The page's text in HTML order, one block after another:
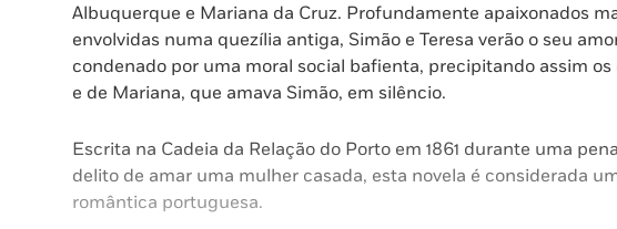
Albuquerque e Mariana da Cruz. Profundamente apaixonados
envolvidas numa quezília antiga, Simão e Teresa verão o seu
condenado por uma moral social bafienta, precipitando assim
e de Mariana, que amava Simão, em silêncio.
Escrita na Cadeia da Relação do Porto em 1861 durante uma
delito de amar uma mulher casada, esta novela é considerada
romântica portuguesa.